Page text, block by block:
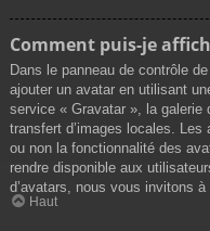
Comment puis-je
Dans le panneau de contrôle
ajouter un avatar en utilisant
service « Gravatar », la galerie
transfert d’images locales.
ou non la fonctionnalité des
rendre disponible aux
d’avatars, nous vous invitons
Haut